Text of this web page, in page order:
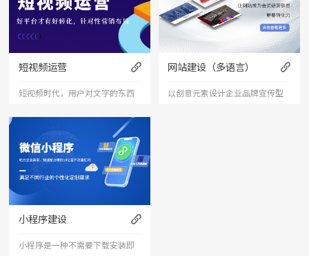
短视频运营
短视频时代，用户对文字的东西
已经审美疲劳，短视频能够更加
直接的将产品、服务展现出来，
是相对文字和图片更加直接和的
表达形式。
网站建设（多语言）
以创意元素设计企业品牌宣传型
小程序建设
小程序是一种不需要下载安装即